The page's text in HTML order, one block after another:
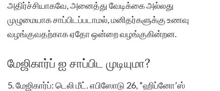
அதிர்ச்சியாகவே, அனைத்து வேடிக்கை அல்லது
முழுமையாக சாப்பிடப்படாமல், மனிதர்களுக்கு உணவு
வழங்குவதற்காக ஏதோ ஒன்றை வழங்குகின்றன.
மேஜிகார்ப் ஐ சாப்பிட முடியுமா?
5. மேஜிகார்ப்: டெலி மீட். எபிஸோடு 26, “ஹிப்னோ’ஸ்